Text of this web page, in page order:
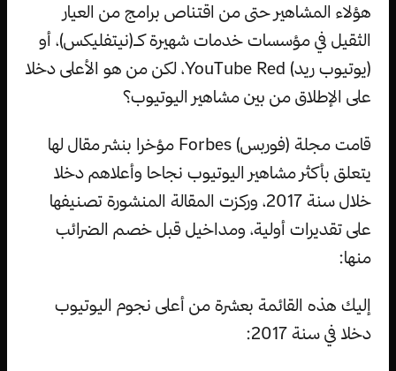
هؤلاء المشاهير حتى من اقتناص برامج من العيار
الثقيل في مؤسسات خدمات شهيرة كـ(نيتفليكس)، أو
(يوتيوب ريد) YouTube Red، لكن من هو الأعلى دخلا
على الإطلاق من بين مشاهير اليوتيوب؟
قامت مجلة (فوربس) Forbes مؤخرا بنشر مقال لها
يتعلق بأكثر مشاهير اليوتيوب نجاحا وأعلاهم دخلا
خلال سنة 2017، وركزت المقالة المنشورة تصنيفها
على تقديرات أولية، ومداخيل قبل خصم الضرائب
منها:
إليك هذه القائمة بعشرة من أعلى نجوم اليوتيوب
دخلا في سنة 2017: